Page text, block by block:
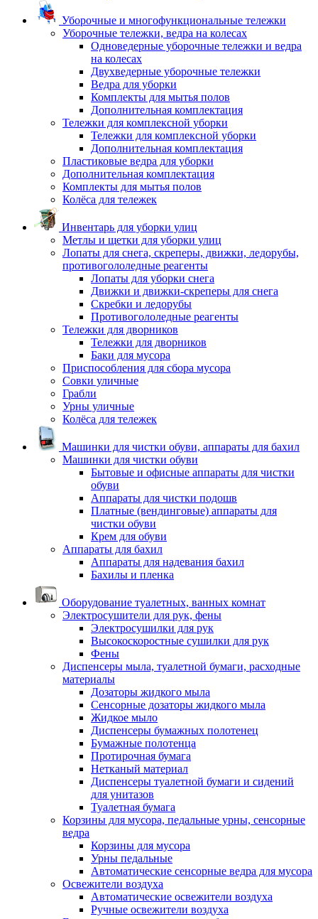
Уборочные и многофункциональные тележки
Уборочные тележки, ведра на колесах
Одноведерные уборочные тележки и ведра
на колесах
Двухведерные уборочные тележки
Ведра для уборки
Комплекты для мытья полов
Дополнительная комплектация
Тележки для комплексной уборки
Тележки для комплексной уборки
Дополнительная комплектация
Пластиковые ведра для уборки
Дополнительная комплектация
Комплекты для мытья полов
Колёса для тележек
Инвентарь для уборки улиц
Метлы и щетки для уборки улиц
Лопаты для снега, скреперы, движки, ледорубы,
противогололедные реагенты
Лопаты для уборки снега
Движки и движки-скреперы для снега
Скребки и ледорубы
Противогололедные реагенты
Тележки для дворников
Тележки для дворников
Баки для мусора
Приспособления для сбора мусора
Совки уличные
Грабли
Урны уличные
Колёса для тележек
Машинки для чистки обуви, аппараты для бахил
Машинки для чистки обуви
Бытовые и офисные аппараты для чистки
обуви
Аппараты для чистки подошв
Платные (вендинговые) аппараты для
чистки обуви
Крем для обуви
Аппараты для бахил
Аппараты для надевания бахил
Бахилы и пленка
Оборудование туалетных, ванных комнат
Электросушители для рук, фены
Электросушилки для рук
Высокоскоростные сушилки для рук
Фены
Диспенсеры мыла, туалетной бумаги, расходные
материалы
Дозаторы жидкого мыла
Сенсорные дозаторы жидкого мыла
Жидкое мыло
Диспенсеры бумажных полотенец
Бумажные полотенца
Протирочная бумага
Нетканый материал
Диспенсеры туалетной бумаги и сидений
для унитазов
Туалетная бумага
Корзины для мусора, педальные урны, сенсорные
ведра
Корзины для мусора
Урны педальные
Автоматические сенсорные ведра для мусора
Освежители воздуха
Автоматические освежители воздуха
Ручные освежители воздуха